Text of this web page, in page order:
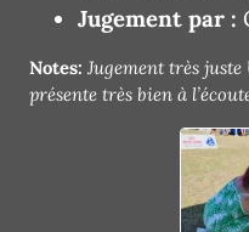
Jugement par :
Notes: Jugement très
présente très bien à